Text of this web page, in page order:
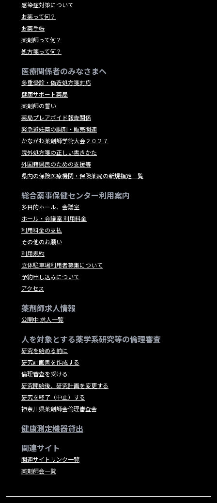
感染症対策について
お薬って何？
お薬手帳
薬剤師って何？
処方箋って何？
医療関係者のみなさまへ
多重受診・偽造処方箋対応
健康サポート薬局
薬剤師の誓い
薬局プレアボイド報告関係
緊急避妊薬の調剤・販売関連
かながわ薬剤師学術大会２０２７
院外処方箋の正しい書きかた
外国籍県民のための支援等
県内の保険医療機関・保険薬局の新規指定一覧
総合薬事保健センター利用案内
多目的ホール、会議室
ホール・会議室 利用料金
利用料金の支払
その他のお願い
利用規約
立体駐車場利用者募集について
予約申し込みについて
アクセス
薬剤師求人情報
公開中 求人一覧
人を対象とする薬学系研究等の倫理審査
研究を始める前に
研究計画書を作成する
倫理審査を受ける
研究開始後、研究計画を変更する
研究を終了（中止）する
神奈川県薬剤師会倫理審査会
健康測定機器貸出
関連サイト
関連サイトリンク一覧
薬剤師会一覧